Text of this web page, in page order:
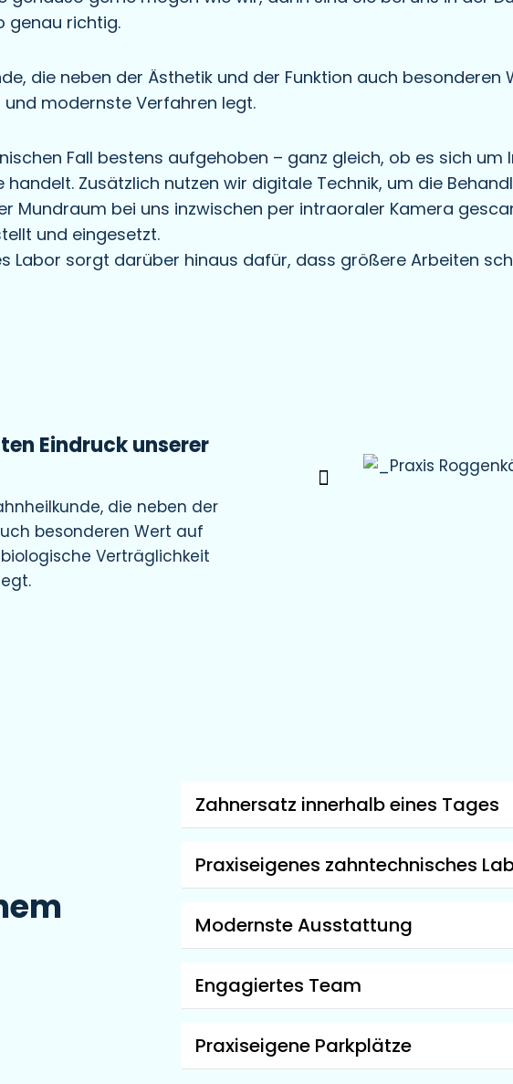
genau richtig.
die neben der Ästhetik und der Funktion auch
modernste Verfahren legt.
Fall bestens aufgehoben – ganz gleich, ob es sich
Zusätzlich nutzen wir digitale Technik, um die
Mundraum bei uns inzwischen per intraoraler Kamera
und eingesetzt.
Labor sorgt darüber hinaus dafür, dass größere Arbeiten
Eindruck unserer
die neben der
besonderen Wert auf
Verträglichkeit
Zahnersatz innerhalb eines Tages
Praxiseigenes zahntechnisches
Modernste Ausstattung
Engagiertes Team
Praxiseigene Parkplätze